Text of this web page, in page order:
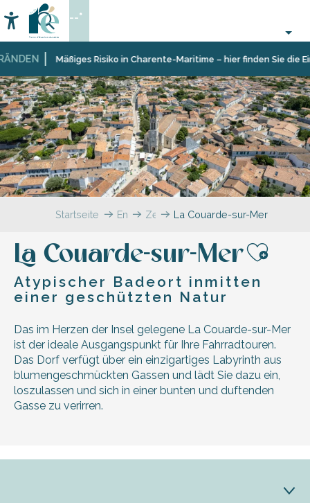
au
contenu
principal
Mäßiges Risiko in Charente-Maritime – hier finden Sie die
Accessibilité
Suche
--°
Startseite Entdecken
Zehn
facettenreiche
La Couarde-sur-Mer
La Couarde-sur-Mer
Atypischer Badeort inmitten
einer geschützten Natur
Das im Herzen der Insel gelegene La Couarde-sur-Mer
ist der ideale Ausgangspunkt für Ihre Fahrradtouren.
Das Dorf verfügt über ein einzigartiges Labyrinth aus
blumengeschmückten Gassen und lädt Sie dazu ein,
loszulassen und sich in einer bunten und duftenden
Gasse zu verirren.